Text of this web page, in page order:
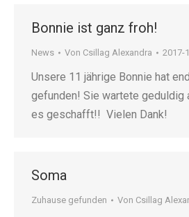
Bonnie ist ganz froh!
News Von Csillag Alexandra 2017-
Unsere 11 jährige Bonnie hat
gefunden! Sie wartete geduldig
es geschafft!! Vielen Dank!
Soma
Zuhause gefunden Von Csillag